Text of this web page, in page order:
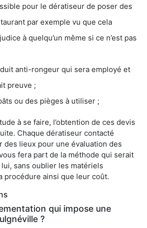
pour le dératiseur de poser des
par exemple vu que cela
à quelqu’un même si ce n’est pas
anti-rongeur qui sera employé et
preuve ;
ou des pièges à utiliser ;
à se faire, l’obtention de ces devis
Chaque dératiseur contacté
des lieux pour une évaluation des
fera part de la méthode qui serait
sans oublier les matériels
procédure ainsi que leur coût.
qui impose une
?